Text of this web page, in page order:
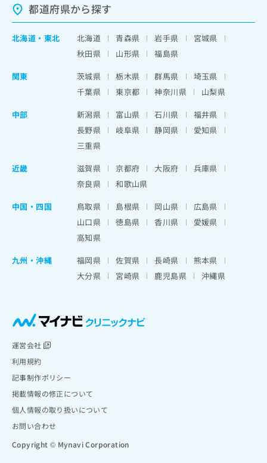
都道府県から探す
北海道 ・ 東北 北海道 青森県 岩手県
宮城県
秋田県
山形県
福島県
関東
茨城県 栃木県 群馬県
埼玉県
千葉県
東京都 神奈川県
山梨県
中部
新潟県 富山県 石川県
福井県
長野県
岐阜県 静岡県
愛知県
三重県
近畿
滋賀県 京都府 大阪府
兵庫県
奈良県
和歌山県
中国・四国
鳥取県 島根県 岡山県
広島県
山口県
徳島県 香川県
愛媛県
高知県
九州・沖縄
福岡県 佐賀県 長崎県
熊本県
大分県
宮崎県 鹿児島県 沖縄県
運営会社
利用規約
記事制作ポリシー
掲載情報の修正について
個人情報の取り扱いについて
お問い合わせ
Copyright © Mynavi Corporation